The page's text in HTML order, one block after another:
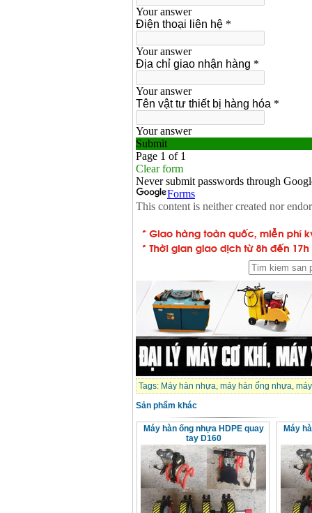
Tags: Máy hàn nhựa, máy hàn ống nhựa,
Sản phẩm khác
Máy hàn ống nhựa HDPE quay
tay D160
Máy